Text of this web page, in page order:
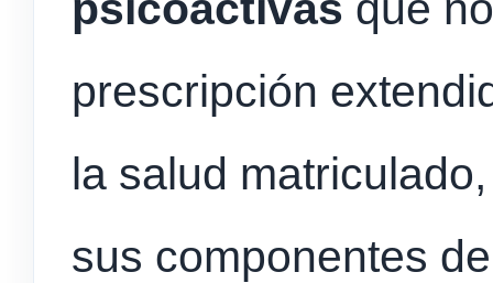
prescripción
la salud
sus componentes